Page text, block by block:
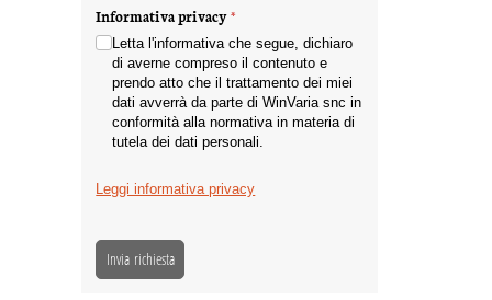
Informativa privacy*
(richiesto)
Letta l'informativa che segue, dichiaro
di averne compreso il contenuto e
prendo atto che il trattamento dei miei
dati avverrà da parte di WinVaria snc in
conformità alla normativa in materia di
tutela dei dati personali.
Leggi informativa privacy
Invia richiesta